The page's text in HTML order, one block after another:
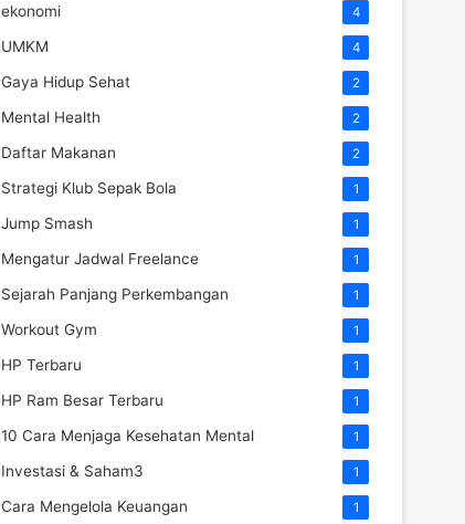
ekonomi 4
UMKM 4
Gaya Hidup Sehat 2
Mental Health 2
Daftar Makanan 2
Strategi Klub Sepak Bola 1
Jump Smash 1
Mengatur Jadwal Freelance 1
Sejarah Panjang Perkembangan 1
Workout Gym 1
HP Terbaru 1
HP Ram Besar Terbaru 1
10 Cara Menjaga Kesehatan Mental 1
Investasi & Saham3 1
Cara Mengelola Keuangan 1